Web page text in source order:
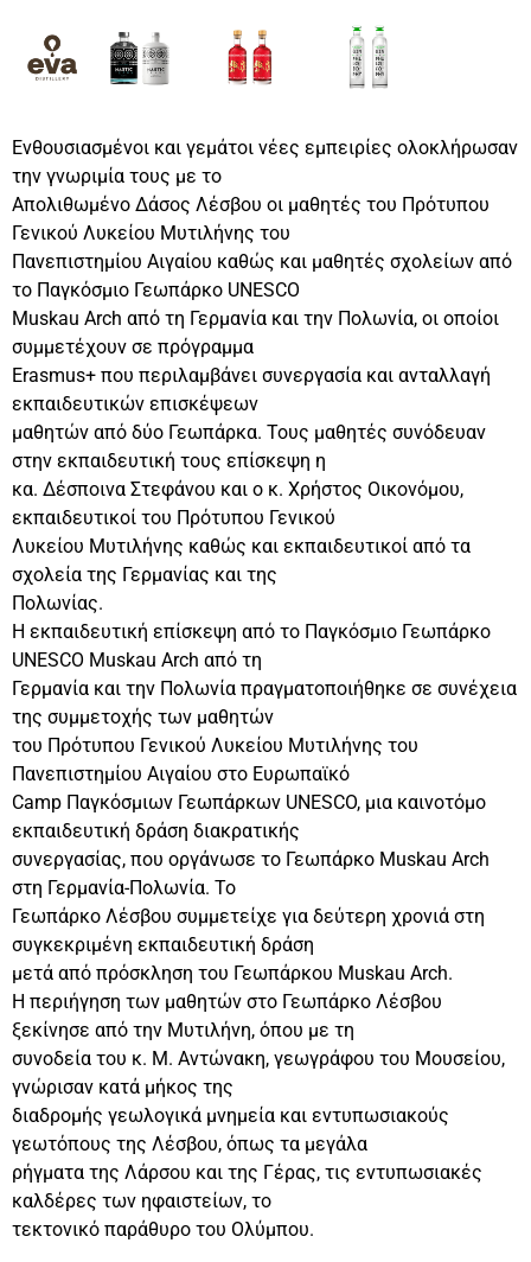
Ενθουσιασμένοι και γεμάτοι νέες εμπειρίες ολοκλήρωσαν
την γνωριμία τους με το
Απολιθωμένο Δάσος Λέσβου οι μαθητές του Πρότυπου
Γενικού Λυκείου Μυτιλήνης του
Πανεπιστημίου Αιγαίου καθώς και μαθητές σχολείων από
το Παγκόσμιο Γεωπάρκο UNESCO
Muskau Arch από τη Γερμανία και την Πολωνία, οι οποίοι
συμμετέχουν σε πρόγραμμα
Erasmus+ που περιλαμβάνει συνεργασία και ανταλλαγή
εκπαιδευτικών επισκέψεων
μαθητών από δύο Γεωπάρκα. Τους μαθητές συνόδευαν
στην εκπαιδευτική τους επίσκεψη η
κα. Δέσποινα Στεφάνου και ο κ. Χρήστος Οικονόμου,
εκπαιδευτικοί του Πρότυπου Γενικού
Λυκείου Μυτιλήνης καθώς και εκπαιδευτικοί από τα
σχολεία της Γερμανίας και της
Πολωνίας.
Η εκπαιδευτική επίσκεψη από το Παγκόσμιο Γεωπάρκο
UNESCO Muskau Arch από τη
Γερμανία και την Πολωνία πραγματοποιήθηκε σε συνέχεια
της συμμετοχής των μαθητών
του Πρότυπου Γενικού Λυκείου Μυτιλήνης του
Πανεπιστημίου Αιγαίου στο Ευρωπαϊκό
Camp Παγκόσμιων Γεωπάρκων UNESCO, μια καινοτόμο
εκπαιδευτική δράση διακρατικής
συνεργασίας, που οργάνωσε το Γεωπάρκο Muskau Arch
στη Γερμανία-Πολωνία. Το
Γεωπάρκο Λέσβου συμμετείχε για δεύτερη χρονιά στη
συγκεκριμένη εκπαιδευτική δράση
μετά από πρόσκληση του Γεωπάρκου Muskau Arch.
Η περιήγηση των μαθητών στο Γεωπάρκο Λέσβου
ξεκίνησε από την Μυτιλήνη, όπου με τη
συνοδεία του κ. Μ. Αντώνακη, γεωγράφου του Μουσείου,
γνώρισαν κατά μήκος της
διαδρομής γεωλογικά μνημεία και εντυπωσιακούς
γεωτόπους της Λέσβου, όπως τα μεγάλα
ρήγματα της Λάρσου και της Γέρας, τις εντυπωσιακές
καλδέρες των ηφαιστείων, το
τεκτονικό παράθυρο του Ολύμπου.